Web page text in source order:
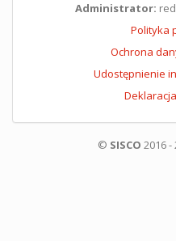
Administrator:
Polityka
Ochrona
Udostępnienie
© SISCO 2016